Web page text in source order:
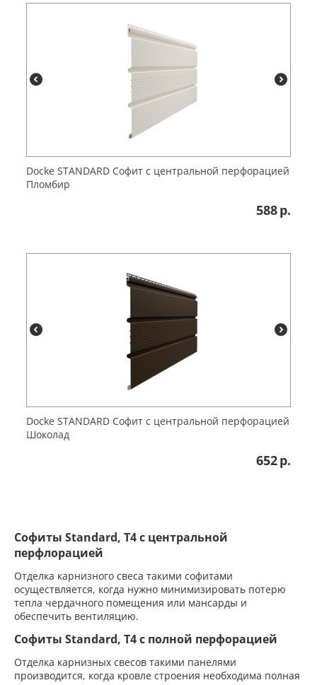
Docke STANDARD Софит с центральной перфорацией
Пломбир
588р.
Docke STANDARD Софит с центральной перфорацией
Шоколад
652р.
Софиты Standard, Т4 с центральной
перфлорацией
Отделка карнизного свеса такими софитами
осуществляется, когда нужно минимизировать потерю
тепла чердачного помещения или мансарды и
обеспечить вентиляцию.
Софиты Standard, T4 с полной перфорацией
Отделка карнизных свесов такими панелями
производится, когда кровле строения необходима полная